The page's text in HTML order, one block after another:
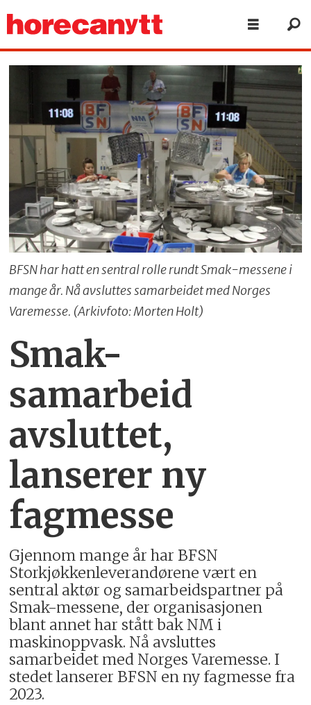
BFSN har hatt en sentral rolle rundt Smak-messene i
mange år. Nå avsluttes samarbeidet med Norges
Varemesse. (Arkivfoto: Morten Holt)
Smak-
samarbeid
avsluttet,
lanserer ny
fagmesse
Gjennom mange år har BFSN
Storkjøkkenleverandørene vært en
sentral aktør og samarbeidspartner på
Smak-messene, der organisasjonen
blant annet har stått bak NM i
maskinoppvask. Nå avsluttes
samarbeidet med Norges Varemesse. I
stedet lanserer BFSN en ny fagmesse fra
2023.